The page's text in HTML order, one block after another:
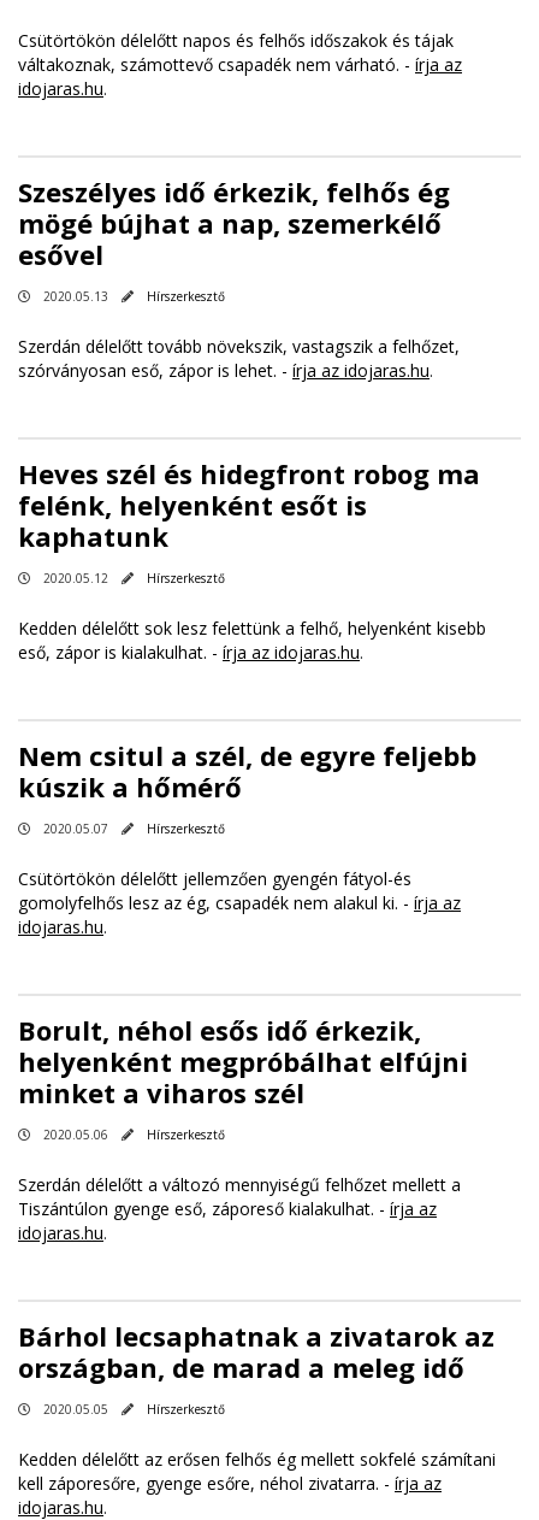
Csütörtökön délelőtt napos és felhős időszakok és tájak
váltakoznak, számottevő csapadék nem várható. - írja az
idojaras.hu.
Szeszélyes idő érkezik, felhős ég
mögé bújhat a nap, szemerkélő
esővel
2020.05.13 Hírszerkesztő
Szerdán délelőtt tovább növekszik, vastagszik a felhőzet,
szórványosan eső, zápor is lehet. - írja az idojaras.hu.
Heves szél és hidegfront robog ma
felénk, helyenként esőt is
kaphatunk
2020.05.12 Hírszerkesztő
Kedden délelőtt sok lesz felettünk a felhő, helyenként kisebb
eső, zápor is kialakulhat. - írja az idojaras.hu.
Nem csitul a szél, de egyre feljebb
kúszik a hőmérő
2020.05.07 Hírszerkesztő
Csütörtökön délelőtt jellemzően gyengén fátyol-és
gomolyfelhős lesz az ég, csapadék nem alakul ki. - írja az
idojaras.hu.
Borult, néhol esős idő érkezik,
helyenként megpróbálhat elfújni
minket a viharos szél
2020.05.06 Hírszerkesztő
Szerdán délelőtt a változó mennyiségű felhőzet mellett a
Tiszántúlon gyenge eső, záporeső kialakulhat. - írja az
idojaras.hu.
Bárhol lecsaphatnak a zivatarok az
országban, de marad a meleg idő
2020.05.05 Hírszerkesztő
Kedden délelőtt az erősen felhős ég mellett sokfelé számítani
kell záporesőre, gyenge esőre, néhol zivatarra. - írja az
idojaras.hu.